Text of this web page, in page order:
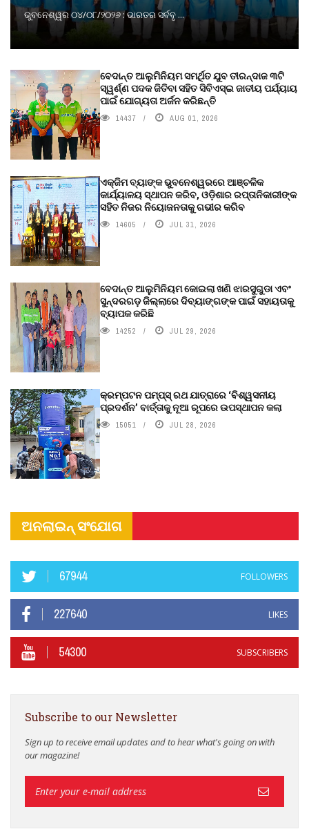
ଭୁବନେଶ୍ୱର ୦୪/୦୮/୨୦୨୬ : ଭାରତର ସର୍ବବୃ ...
ବେଦାନ୍ତ ଆଲୁମିନିୟମ ସମର୍ଥିତ ଯୁବ ତୀରନ୍ଦାଜ ୩ଟି
ସ୍ୱର୍ଣ୍ଣ ପଦକ ଜିତିବା ସହିତ ସିବିଏସ୍ଇ ଜାତୀୟ ପର୍ଯ୍ୟାୟ
ପାଇଁ ଯୋଗ୍ୟତା ଅର୍ଜନ କରିଛନ୍ତି
14437 AUG 01, 2026
ଏକ୍ଜିମ ବ୍ୟାଙ୍କ ଭୁବନେଶ୍ୱରରେ ଆଞ୍ଚଳିକ
କାର୍ଯ୍ୟାଳୟ ସ୍ଥାପନ କରିବ, ଓଡ଼ିଶାର ରପ୍ତାନିକାରୀଙ୍କ
ସହିତ ନିଜର ନିୟୋଜନତାକୁ ଗଭୀର କରିବ
14605 JUL 31, 2026
ବେଦାନ୍ତ ଆଲୁମିନିୟମ କୋଇଲା ଖଣି ଝାରସୁଗୁଡା ଏବଂ
ସୁନ୍ଦରଗଡ଼ ଜିଲ୍ଲାରେ ଦିବ୍ୟାଙ୍ଗଙ୍କ ପାଇଁ ସହାୟତାକୁ
ବ୍ୟାପକ କରିଛି
14252 JUL 29, 2026
କ୍ରମ୍ପଟନ ପମ୍ପ୍‌ସ୍‌ ରଥ ଯାତ୍ରାରେ ‘ବିଶ୍ୱସନୀୟ
ପ୍ରଦର୍ଶନ’ ବାର୍ତ୍ତାକୁ ନୂଆ ରୂପରେ ଉପସ୍ଥାପନ କଲା
15051 JUL 28, 2026
ଅନଲାଇନ୍ ସଂଯୋଗ
67944 FOLLOWERS
227640 LIKES
54300 SUBSCRIBERS
Subscribe to our Newsletter
Sign up to receive email updates and to hear what's going on with
our magazine!